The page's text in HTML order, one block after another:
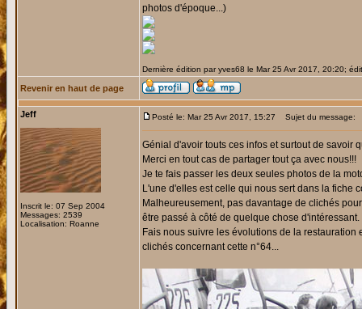
photos d'époque...)
Dernière édition par yves68 le Mar 25 Avr 2017, 20:20;
Revenir en haut de page
Jeff
Inscrit le: 07 Sep 2004
Messages: 2539
Localisation: Roanne
Posté le: Mar 25 Avr 2017, 15:27 Sujet du message:
Génial d'avoir touts ces infos et surtout de savoir
Merci en tout cas de partager tout ça avec nous!!!
Je te fais passer les deux seules photos de la
L'une d'elles est celle qui nous sert dans la fiche
Malheureusement, pas davantage de clichés
être passé à côté de quelque chose d'intéressant.
Fais nous suivre les évolutions de la
clichés concernant cette n°64...